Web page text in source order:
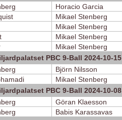
Horacio Garcia
Mikael Stenberg
Mikael Stenberg
Mikael Stenberg
Mikael Stenberg
PBC 9-Ball 2024-10-15
Björn Nilsson
Mikael Stenberg
PBC 9-Ball 2024-10-08
Göran Klaesson
Babis Karassavas